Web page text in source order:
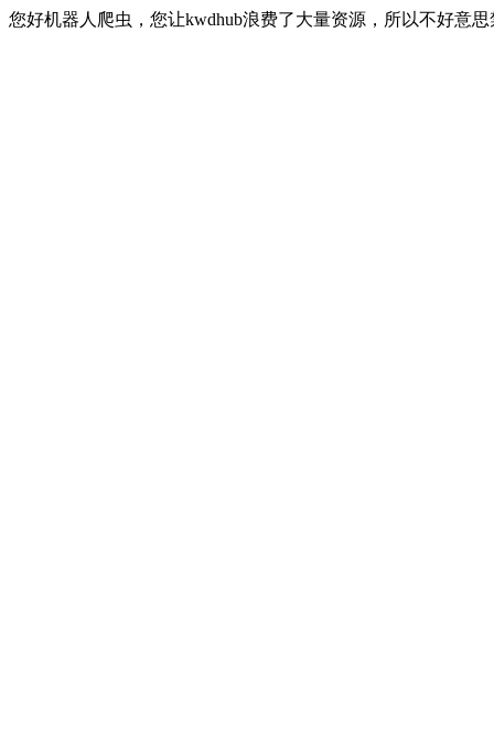
您好机器人爬虫，您让kwdhub浪费了大量资源，所以不好意